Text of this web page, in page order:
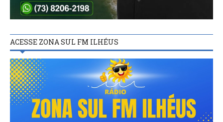
ACESSE ZONA SUL FM ILHÉUS